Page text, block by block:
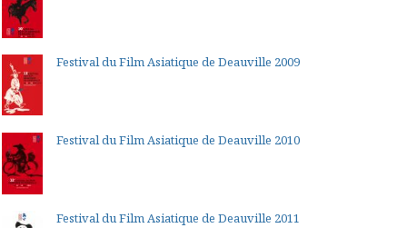
Festival du Film Asiatique de Deauville 2009
Festival du Film Asiatique de Deauville 2010
Festival du Film Asiatique de Deauville 2011